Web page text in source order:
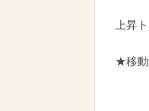
上昇
★移動